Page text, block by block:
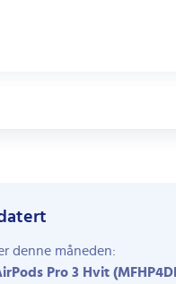
denne måneden:
Pro 3 Hvit